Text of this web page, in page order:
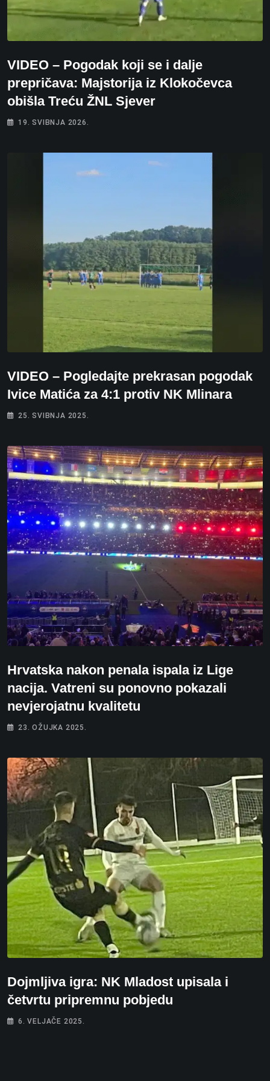
VIDEO – Pogodak koji se i dalje
prepričava: Majstorija iz Klokočevca
obišla Treću ŽNL Sjever
19. SVIBNJA 2026.
VIDEO – Pogledajte prekrasan pogodak
Ivice Matića za 4:1 protiv NK Mlinara
25. SVIBNJA 2025.
Hrvatska nakon penala ispala iz Lige
nacija. Vatreni su ponovno pokazali
nevjerojatnu kvalitetu
23. OŽUJKA 2025.
Dojmljiva igra: NK Mladost upisala i
četvrtu pripremnu pobjedu
6. VELJAČE 2025.